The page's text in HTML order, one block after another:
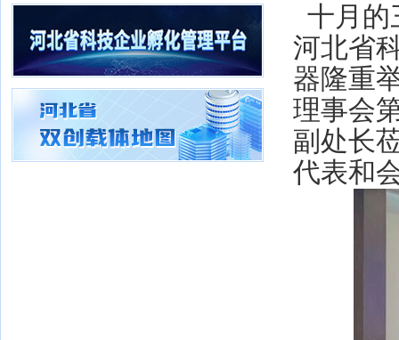
十月的
河北省
器隆重
理事会
副处长
代表和